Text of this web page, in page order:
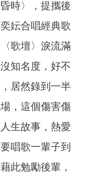
時〉，提攜後
妘合唱經典歌
歌壇〉淚流滿
知名度，好不
居然錄到一半
，這個傷害傷
生故事，熱愛
唱歌一輩子到
此勉勵後輩，